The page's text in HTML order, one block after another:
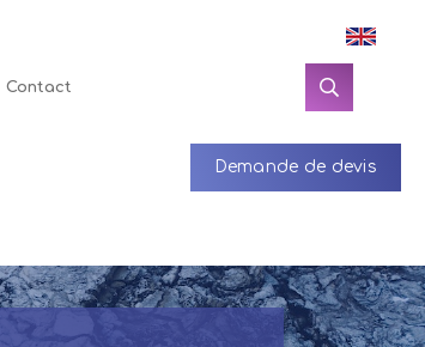
Contact
Demande de devis